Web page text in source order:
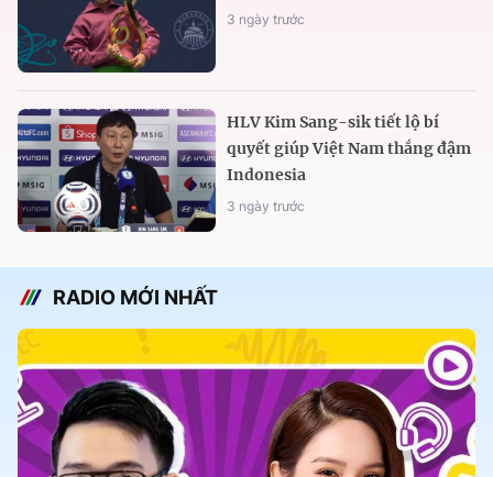
3 ngày trước
HLV Kim Sang-sik tiết lộ bí
quyết giúp Việt Nam thắng đậm
Indonesia
3 ngày trước
RADIO MỚI NHẤT